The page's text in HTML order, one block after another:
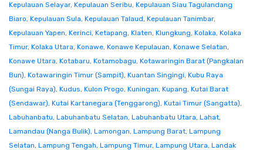
Kepulauan Selayar, Kepulauan Seribu, Kepulauan Siau Tagulandang
Biaro, Kepulauan Sula, Kepulauan Talaud, Kepulauan Tanimbar,
Kepulauan Yapen, Kerinci, Ketapang, Klaten, Klungkung, Kolaka, Kolaka
Timur, Kolaka Utara, Konawe, Konawe Kepulauan, Konawe Selatan,
Konawe Utara, Kotabaru, Kotamobagu, Kotawaringin Barat (Pangkalan
Bun), Kotawaringin Timur (Sampit), Kuantan Singingi, Kubu Raya
(Sungai Raya), Kudus, Kulon Progo, Kuningan, Kupang, Kutai Barat
(Sendawar), Kutai Kartanegara (Tenggarong), Kutai Timur (Sangatta),
Labuhanbatu, Labuhanbatu Selatan, Labuhanbatu Utara, Lahat,
Lamandau (Nanga Bulik), Lamongan, Lampung Barat, Lampung
Selatan, Lampung Tengah, Lampung Timur, Lampung Utara, Landak